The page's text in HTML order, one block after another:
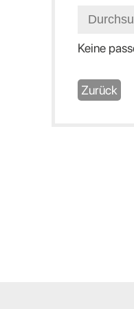
Keine
Zurück